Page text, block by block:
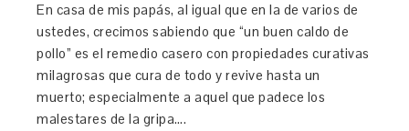
En casa de mis papás, al igual que en la de varios de
ustedes, crecimos sabiendo que “un buen caldo de
pollo” es el remedio casero con propiedades curativas
milagrosas que cura de todo y revive hasta un
muerto; especialmente a aquel que padece los
malestares de la gripa….